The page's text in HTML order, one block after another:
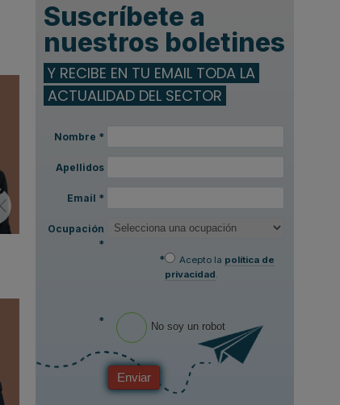
Suscríbete a
nuestros boletines
Y RECIBE EN TU EMAIL TODA LA
ACTUALIDAD DEL SECTOR
Nombre *
Apellidos
Email *
Ocupación
*
*
Acepto la política de
privacidad.
* No soy un robot
Enviar